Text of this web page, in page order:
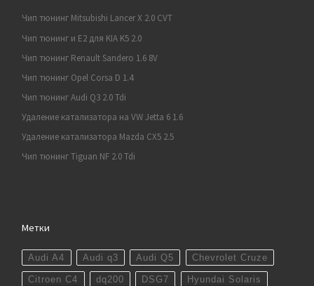
Чип тюнинг Mitsubishi Lancer X 2.0 CVT
Чип тюнинг и E2 для KIA K5 2.0
Чип тюнинг Renault Sandero 1.6 8V
Чип тюнинг Opel Corsa D 1.4
Чип тюнинг Audi Q3 2.0 Tdi
Удаление катализатора на VW Jetta 6 1.6
Удаление катализатора Mazda CX5 2.5
Чип тюнинг Tiguan NF 2.0 Tdi
Метки
Audi A4 Audi q3 Audi Q5 Chevrolet Cruze
Citroen C4 dq200 DSG7 Hyundai Solaris